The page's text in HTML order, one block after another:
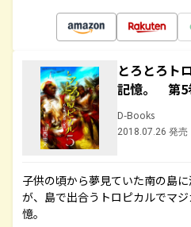
とろとろト
記憶。 第5
D-Books
2018.07.26 発売
子供の頃から夢見ていた南の島
が、島で出合うトロピカルでマ
憶。